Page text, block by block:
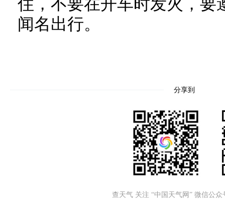
住，不要在开车时发火，要
闻名出行。
分享到
查天气 关注 “中国天气网” 微信公众